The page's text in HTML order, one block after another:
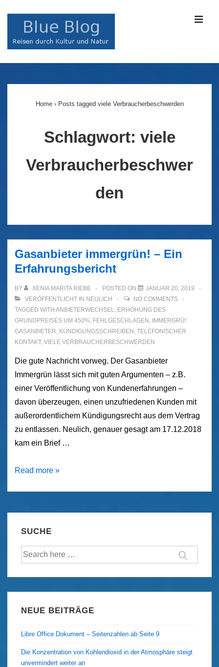
Navigation
Home › Posts tagged viele Verbraucherbeschwerden
Schlagwort: viele
Verbraucherbeschwer
den
Gasanbieter immergrün! – Ein
Erfahrungsbericht
BY XENIA MARITA RIEBE POSTED ON
JANUAR 20, 2019
VERÖFFENTLICHT IN NEULICH
NO COMMENTS
TAGGED WITH ANBIETERWECHSEL, ERHÖHUNG DES
GRUNDPREISES UM 450%, FEHLGESCHLAGEN , IMMERGRÜ!
GASANBIETER, KÜNDIGUNGSSCHREIBEN , TELEFONISCHER
KONTAKT, VIELE VERBRAUCHERBESCHWERDEN
Die gute Nachricht vorweg. Der Gasanbieter
Immergrün lässt sich mit guten Argumenten – z.B.
einer Veröffentlichung von Kundenerfahrungen –
davon überzeugen, einen unzufriedenen Kunden mit
außerordentlichem Kündigungsrecht aus dem Vertrag
zu entlassen. Neulich, genauer gesagt am 17.12.2018
kam ein Brief …
Gasanbieter
Ein
Read more »
SUCHE
Suche
NEUE BEITRÄGE
Libre Office Dokument – Seitenzahlen ab Seite 9
Die Konzentration von Kohlendioxid in der Atmosphäre steigt
unvermindert weiter an